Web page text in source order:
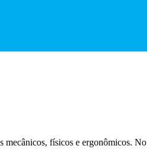
mecânicos, físicos e ergonômicos.